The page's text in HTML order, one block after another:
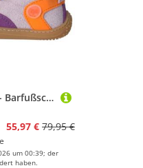
qnuffs - Kid's Ahorn - Barfußschuhe Gr 33 lila
55,97 € 79,95 €
um 00:39; der
haben.